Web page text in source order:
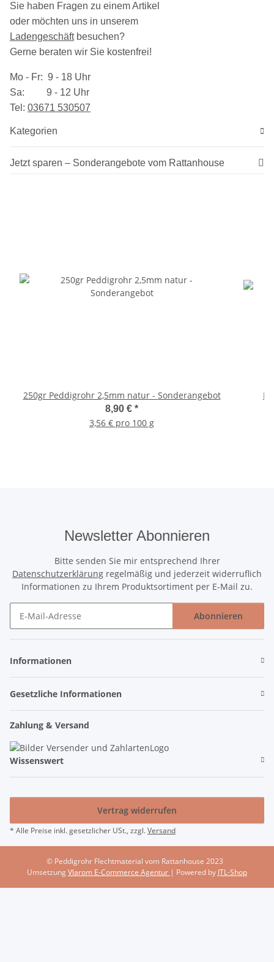
Sie haben Fragen zu einem Artikel
oder möchten uns in unserem
Ladengeschäftbesuchen?
Gerne beraten wir Sie kostenfrei!
Mo - Fr: 9 - 18 Uhr
Sa: 9 - 12 Uhr
Tel: 03​671 530507
Kategorien
Jetzt sparen – Sonderangebote vom Rattanhouse
250gr Peddigrohr 2,5mm natur - Sonderangebot
8,90 € *
3,56 € pro 100 g
Newsletter Abonnieren
Bitte senden Sie mir entsprechend Ihrer
Datenschutzerklärung regelmäßig und jederzeit widerruflich
Informationen zu Ihrem Produktsortiment per E-Mail zu.
Abonnieren
Informationen
Gesetzliche Informationen
Zahlung & Versand
Wissenswert
Vertrag widerrufen
* Alle Preise inkl. gesetzlicher USt., zzgl.Versand
© Peddigrohr Flechtmaterial vom Rattanhouse 2023
UmsetzungVlarom E-Commerce Agentur | Powered by JTL-Shop